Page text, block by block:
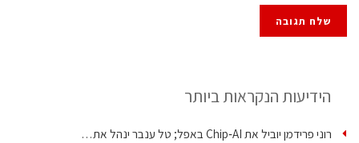
הידיעות הנקראות ביותר
רוני פרידמן יוביל את Chip‑AI באפל; טל ענבר ינהל את…